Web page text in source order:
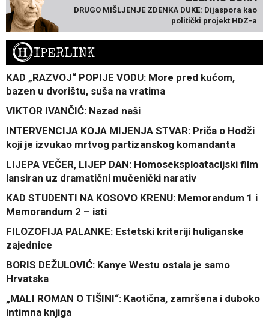
DRUGO MIŠLJENJE ZDENKA DUKE: Dijaspora kao
politički projekt HDZ-a
HIPERLINK
KAD „RAZVOJ“ POPIJE VODU: More pred kućom,
bazen u dvorištu, suša na vratima
VIKTOR IVANČIĆ: Nazad naši
INTERVENCIJA KOJA MIJENJA STVAR: Priča o Hodži
koji je izvukao mrtvog partizanskog komandanta
LIJEPA VEČER, LIJEP DAN: Homoseksploatacijski film
lansiran uz dramatični mučenički narativ
KAD STUDENTI NA KOSOVO KRENU: Memorandum 1 i
Memorandum 2 – isti
FILOZOFIJA PALANKE: Estetski kriteriji huliganske
zajednice
BORIS DEŽULOVIĆ: Kanye Westu ostala je samo
Hrvatska
„MALI ROMAN O TIŠINI“: Kaotična, zamršena i duboko
intimna knjiga